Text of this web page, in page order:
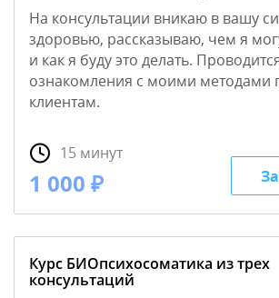
На консультации вникаю в вашу
здоровью, рассказываю, чем я
и как я буду это делать.
ознакомления с моими
клиентам.
15 минут
1 000 ₽
Курс БИОпсихосоматика из трех
консультаций